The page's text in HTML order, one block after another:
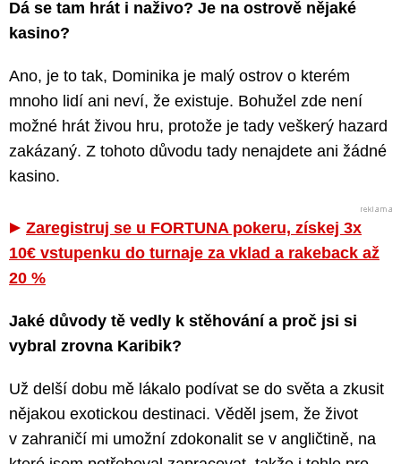
Dá se tam hrát i naživo? Je na ostrově nějaké
kasino?
Ano, je to tak, Dominika je malý ostrov o kterém
mnoho lidí ani neví, že existuje. Bohužel zde není
možné hrát živou hru, protože je tady veškerý hazard
zakázaný. Z tohoto důvodu tady nenajdete ani žádné
kasino.
Zaregistruj se u FORTUNA pokeru, získej 3x
10€ vstupenku do turnaje za vklad a rakeback až
20 %
Jaké důvody tě vedly k stěhování a proč jsi si
vybral zrovna Karibik?
Už delší dobu mě lákalo podívat se do světa a zkusit
nějakou exotickou destinaci. Věděl jsem, že život
v zahraničí mi umožní zdokonalit se v angličtině, na